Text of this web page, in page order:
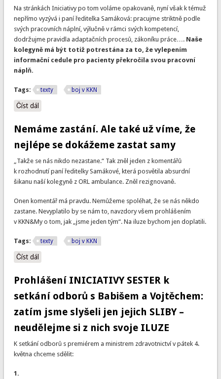
Na stránkách Iniciativy po tom voláme opakovaně, nyní však k témuž
nepřímo vyzývá i paní ředitelka Samáková: pracujme striktně podle
svých pracovních náplní, výlučně v rámci svých kompetencí,
dodržujme pravidla adaptačních procesů, zákoníku práce…. Naše
kolegyně má být totiž potrestána za to, že vylepením
informační cedule pro pacienty překročila svou pracovní
náplň.
Tags: texty boj v KKN
Číst dálPoučení z kauzy na ORL: Chraňme se = dodržujme pracovní
Nemáme zastání. Ale také už víme, že
nejlépe se dokážeme zastat samy
„Takže se nás nikdo nezastane.“ Tak zněl jeden z komentářů
k rozhodnutí paní ředitelky Samákové, která posvětila absurdní
šikanu naší kolegyně z ORL ambulance. Zněl rezignovaně.
Onen komentář má pravdu. Nemůžeme spoléhat, že se nás někdo
zastane. Nevyplatilo by se nám to, navzdory všem prohlášením
v KKN&My o tom, jak „jsme jeden tým“. Na iluze bychom jen doplatili.
Tags: texty boj v KKN
Číst dálNemáme zastání. Ale také už víme, že nejlépe se dokážeme
Prohlášení INICIATIVY SESTER k
setkání odborů s Babišem a Vojtěchem:
zatím jsme slyšeli jen jejich SLIBY –
neudělejme si z nich svoje ILUZE
K setkání odborů s premiérem a ministrem zdravotnictví v pátek 4.
května chceme sdělit:
1.